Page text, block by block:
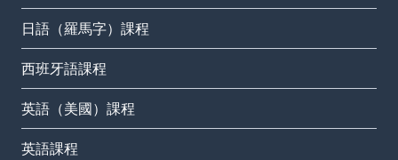
日語（羅馬字）課程
西班牙語課程
英語（美國）課程
英語課程